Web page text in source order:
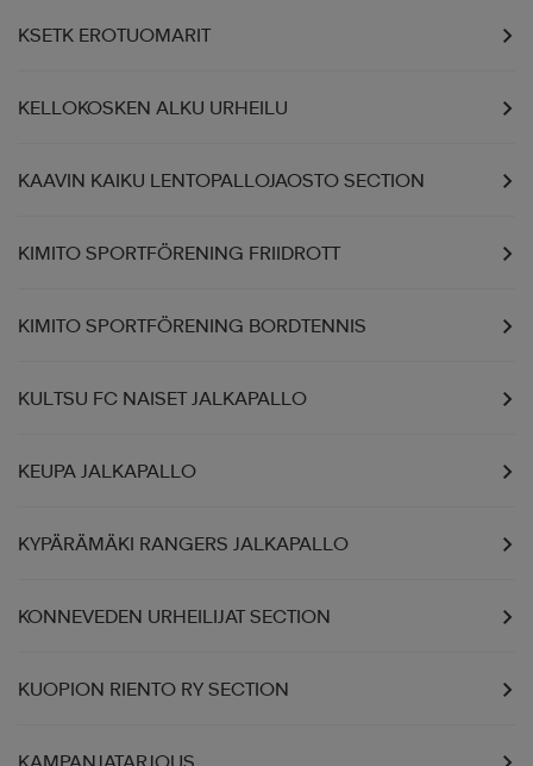
KSETK EROTUOMARIT
KELLOKOSKEN ALKU URHEILU
KAAVIN KAIKU LENTOPALLOJAOSTO SECTION
KIMITO SPORTFÖRENING FRIIDROTT
KIMITO SPORTFÖRENING BORDTENNIS
KULTSU FC NAISET JALKAPALLO
KEUPA JALKAPALLO
KYPÄRÄMÄKI RANGERS JALKAPALLO
KONNEVEDEN URHEILIJAT SECTION
KUOPION RIENTO RY SECTION